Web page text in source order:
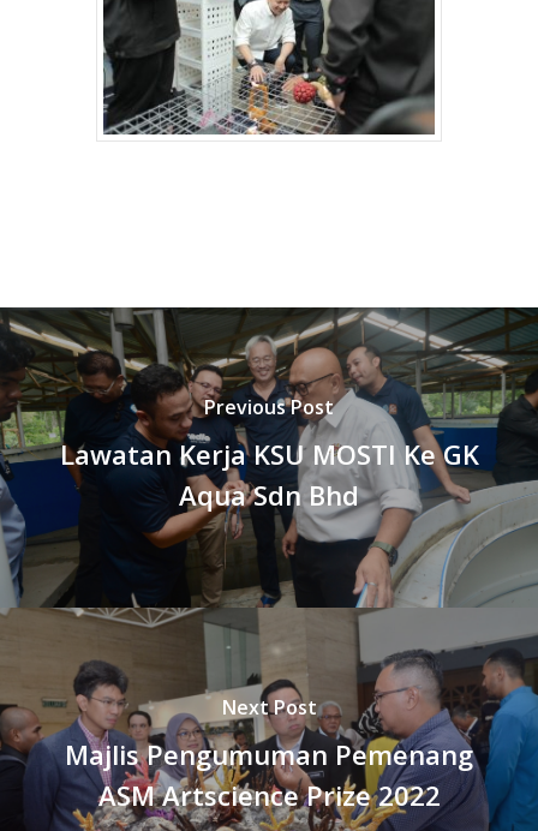
Previous Post
Lawatan Kerja KSU MOSTI Ke GK
Aqua Sdn Bhd
Next Post
Majlis Pengumuman Pemenang
ASM Artscience Prize 2022